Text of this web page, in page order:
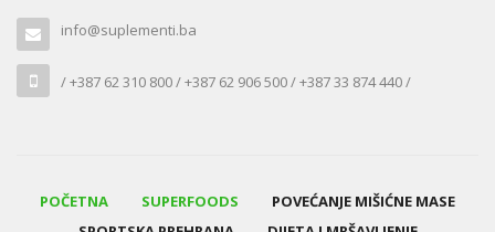
info@suplementi.ba
/ +387 62 310 800 / +387 62 906 500 / +387 33 874 440 /
POČETNA SUPERFOODS
POVEĆANJE MIŠIĆNE MASE